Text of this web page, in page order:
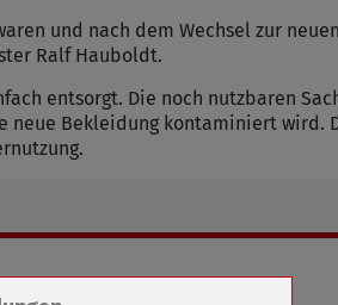
und nach dem Wechsel zur
Ralf Hauboldt.
entsorgt. Die noch nutzbaren
neue Bekleidung kontaminiert wird.